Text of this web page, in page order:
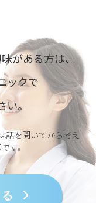
がある方は、
ックで
。
話を聞いてから考え
す。